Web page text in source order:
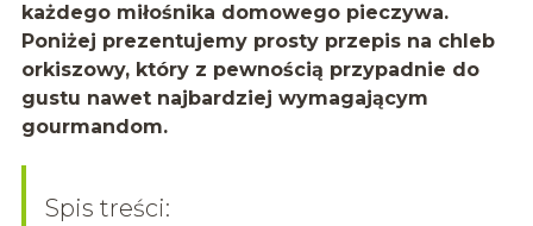
każdego miłośnika domowego pieczywa.
Poniżej prezentujemy prosty przepis na chleb
orkiszowy, który z pewnością przypadnie do
gustu nawet najbardziej wymagającym
gourmandom.
Spis treści: